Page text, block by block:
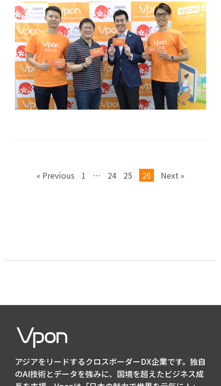
« Previous 1 … 24 25 26 Next »
アジアをリードするクロスボーダーDX企業です。独自
のAI技術とデータを強みに、国境を超えたビジネス成